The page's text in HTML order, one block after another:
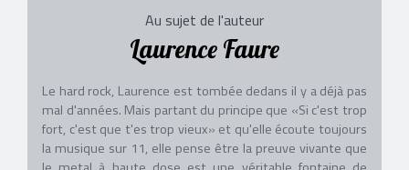
Au sujet de l'auteur
Laurence Faure
Le hard rock, Laurence est tombée dedans il y a déjà pas
mal d'années. Mais partant du principe que «Si c'est trop
fort, c'est que t'es trop vieux» et qu'elle écoute toujours
la musique sur 11, elle pense être la preuve vivante que